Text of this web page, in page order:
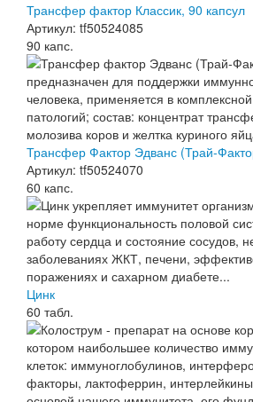
Трансфер фактор Классик, 90 капсул
Артикул: tf50524085
90 капс.
Трансфер Фактор Эдванс (Трай-
Артикул: tf50524070
60 капс.
Цинк
60 табл.